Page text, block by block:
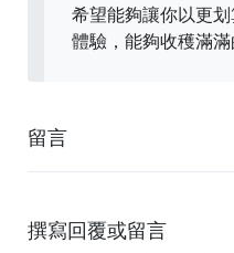
希望能夠讓你以更
體驗，能夠收穫滿
留言
撰寫回覆或留言